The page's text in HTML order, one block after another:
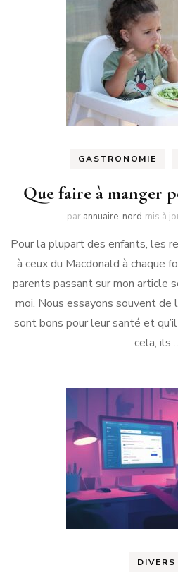
GASTRONOMIE
Que faire à manger
par annuaire-nord mis à
Pour la plupart des enfants, les
à ceux du Macdonald à chaque
parents passant sur mon article
moi. Nous essayons souvent de
sont bons pour leur santé et
cela, ils
DIVERS